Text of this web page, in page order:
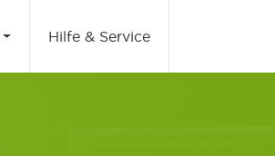
Hilfe & Service